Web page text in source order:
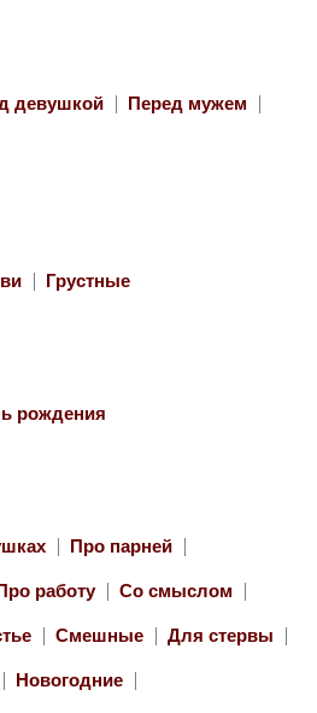
девушкой Перед мужем
Грустные
рождения
Про парней
Про работу Со смыслом
Смешные Для стервы
Новогодние